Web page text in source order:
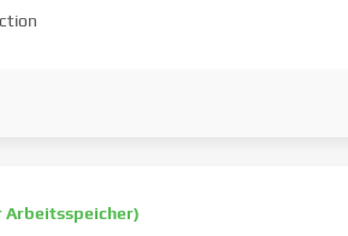
Arbeitsspeicher)